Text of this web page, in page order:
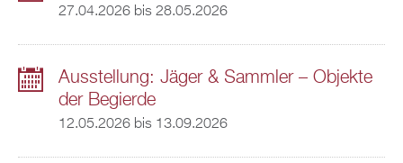
27.04.2026bis 28.05.2026
Ausstellung: Jäger & Sammler – Objekte
der Begierde
12.05.2026bis 13.09.2026